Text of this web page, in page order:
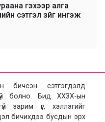
гэхээр алга
сэтгэл зүйг ингэж
бичсэн сэтгэгдэлд
болно. Бид ХХЗХ-ын
зарим үг, хэллэгийг
бичихдээ бусдын эрх